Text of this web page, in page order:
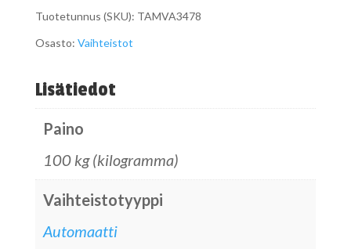
Tuotetunnus (SKU): TAMVA3478
Osasto: Vaihteistot
Lisätiedot
Paino
100 kg (kilogramma)
Vaihteistotyyppi
Automaatti